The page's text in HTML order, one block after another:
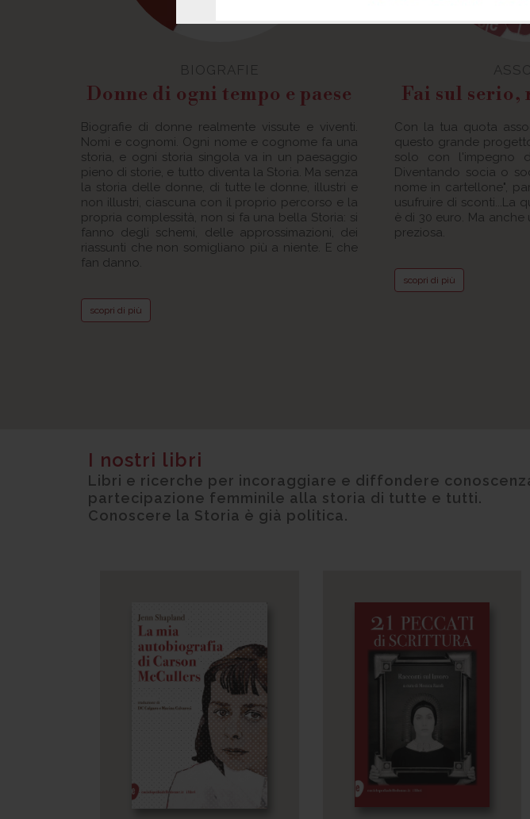
BIOGRAFIE
Donne di ogni tempo e paese
Biografie di donne realmente vissute e viventi.
Nomi e cognomi. Ogni nome e cognome fa una
storia, e ogni storia singola va in un paesaggio
pieno di storie, e tutto diventa la Storia. Ma senza
la storia delle donne, di tutte le donne, illustri e
non illustri, ciascuna con il proprio percorso e la
propria complessità, non si fa una bella Storia: si
fanno degli schemi, delle approssimazioni, dei
riassunti che non somigliano più a niente. E che
fan danno.
scopri di più
Fai sul
Con la tua quota
questo grande
solo con l'impegno
Diventando socia o
nome in cartellone",
usufruire di sconti...La
è di 30 euro. Ma
preziosa.
scopri di più
I nostri libri
Libri e ricerche per incoraggiare e diffondere
partecipazione femminile alla storia di tutte e tutti.
Conoscere la Storia è già politica.